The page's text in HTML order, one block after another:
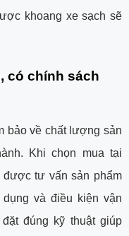
khoang xe sạch sẽ
có chính sách
bảo về chất lượng sản
Khi chọn mua tại
được tư vấn sản phẩm
và điều kiện vận
đúng kỹ thuật giúp